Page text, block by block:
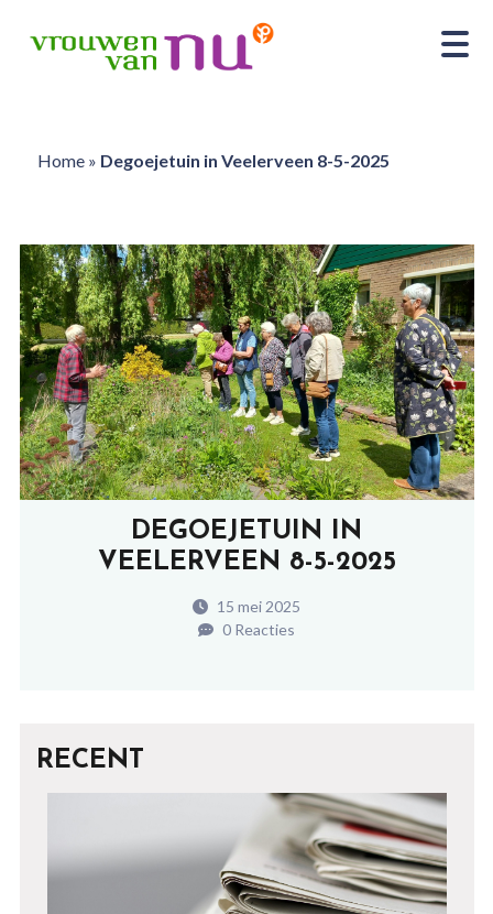
Home» Degoejetuin in Veelerveen 8-5-2025
DEGOEJETUIN IN
VEELERVEEN 8-5-2025
15 mei 2025
0 Reacties
RECENT